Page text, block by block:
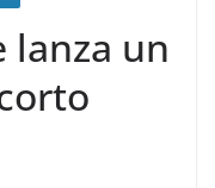
lanza un